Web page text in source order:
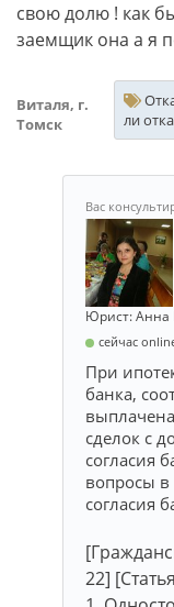
свою долю ! как
заемщик она а я
Виталя, г.
Томск
ли
Юрист: Анна
сейчас
При
банка,
сделок с
согласия
вопросы
согласия
22]